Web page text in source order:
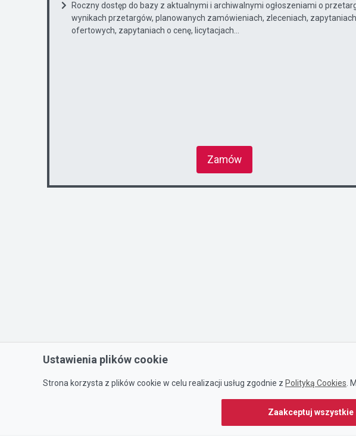
Roczny dostęp do bazy z aktualnymi i archiwalnymi ogłoszeniami o
wynikach przetargów, planowanych zamówieniach, zleceniach, zapytaniach
ofertowych, zapytaniach o cenę, licytacjach...
Zamów
Ustawienia plików cookie
Strona korzysta z plików cookie w celu realizacji usług zgodnie z Polityką Cookies .
Zaakceptuj wszystkie